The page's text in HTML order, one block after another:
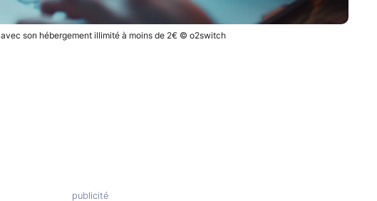
son hébergement illimité à moins de 2€ © o2switch